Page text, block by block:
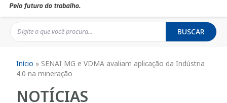
BUSCAR
Início » SENAI MG e VDMA avaliam aplicação da Indústria
4.0 na mineração
NOTÍCIAS